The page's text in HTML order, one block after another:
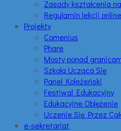
Zasady kształcenia
Regulamin lekcji online
Projekty
Comenius
Phare
Mosty ponad
Szkoła Ucząca Się
Panel Koleżeński
Festiwal Edukacyjny
Edukacyjne Oblężenie
Uczenie Się Przez
e-sekretariat